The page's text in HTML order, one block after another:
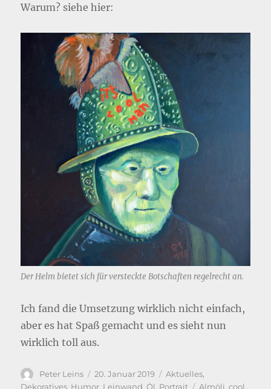
Warum? siehe hier:
Der Helm bietet sich für versteckte Botschaften regelrecht an.
Ich fand die Umsetzung wirklich nicht einfach,
aber es hat Spaß gemacht und es sieht nun
wirklich toll aus.
Autor
Peter Leins
Veröffentlicht
am
20. Januar 2019 Kategorien
Aktuelles,
Dekoratives, Humor, Leinwand,Öl, Portrait Schlagwörter
Almöli,cool,